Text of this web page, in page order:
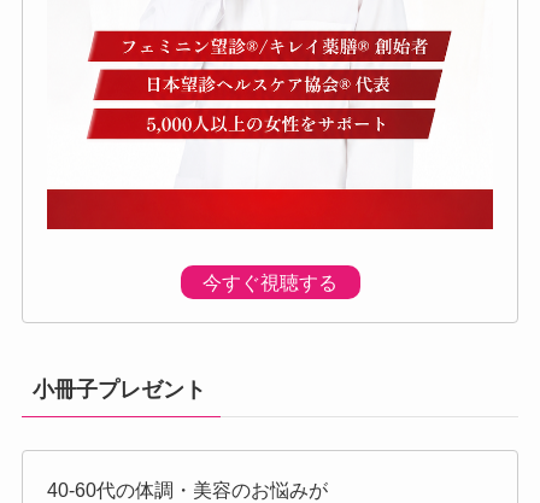
今すぐ視聴する
小冊子プレゼント
40-60代の体調・美容のお悩みが